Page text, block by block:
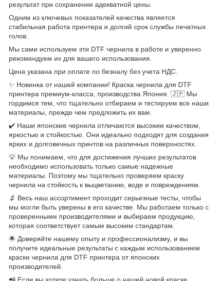
результат при сохранении адекватной цены.
Одним из ключевых показателей качества является
стабильная работа принтера и долгий срок службы печатных
голов.
Мы сами используем эти DTF чернила в работе и уверенно
рекомендуем их для вашего использования.
Цена указана при оплате по безналу без учета НДС.
✨ Новинка от нашей компании! Краска чернила для DTF
принтера премиум-класса, производства Япония. 🇯🇵 Мы
гордимся тем, что тщательно отбираем и тестируем все наши
материалы, прежде чем предложить их вам.
✔️ Наши японские чернила отличаются высоким качеством,
яркостью и стойкостью. Они идеально подходят для создания
ярких и долговечных принтов на различных поверхностях.
💡 Мы понимаем, что для достижения лучших результатов
необходимо использовать только самые надежные
материалы. Поэтому мы тщательно проверяем краску
чернила на стойкость к выцветанию, воде и повреждениям.
🔬 Весь наш ассортимент проходит серьезные тесты, чтобы
мы могли быть уверены в его качестве. Мы работаем только с
проверенными производителями и выбираем продукцию,
которая соответствует самым высоким стандартам.
🌟 Доверяйте нашему опыту и профессионализму, и вы
получите идеальные результаты с каждым использованием
краски чернила для DTF принтера от японских
производителей.